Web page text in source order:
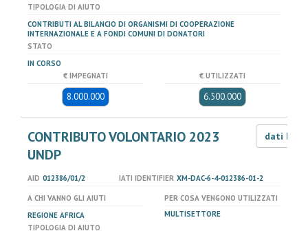
TIPOLOGIA DI AIUTO
CONTRIBUTI AL BILANCIO DI ORGANISMI DI COOPERAZIONE
INTERNAZIONALE E A FONDI COMUNI DI DONATORI
STATO
IN CORSO
€ IMPEGNATI
8.000.000
€ UTILIZZATI
6.500.000
CONTRIBUTO VOLONTARIO 2023
UNDP
dati LOD
AID 012386/01/2 IATI IDENTIFIER XM-DAC-6-4-012386-01-2
A CHI VANNO GLI AIUTI
REGIONE AFRICA
PER COSA VENGONO UTILIZZATI
MULTISETTORE
TIPOLOGIA DI AIUTO